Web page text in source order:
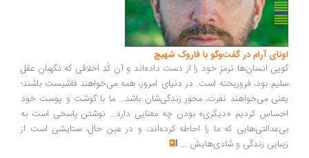
آرام در گفت‌وگو با فاروک شهیچ‭
انسان‌ها ترمزِ خود را از دست داده‌اند و آن کُدِ اخلاقی که نگهبان عقل
بود، فروریخته است. در دنیای امروز، همه می‌خواهند فاشیست باشند؛
می‌خواهند نفرت، محورِ زندگی‌شان باشد... ما با گوشت و پوست خود
کردیم «دیگری» بودن چه معنایی دارد... نوشتن پاسخی است به
که ما را احاطه کرده‌اند، و در عین حال، ستایشی است از
زندگی و شادی‌هایش...